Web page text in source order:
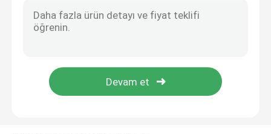
Geri çekilebilir Vücut Mezura
Orta Üst Kol Çevresi Bandı